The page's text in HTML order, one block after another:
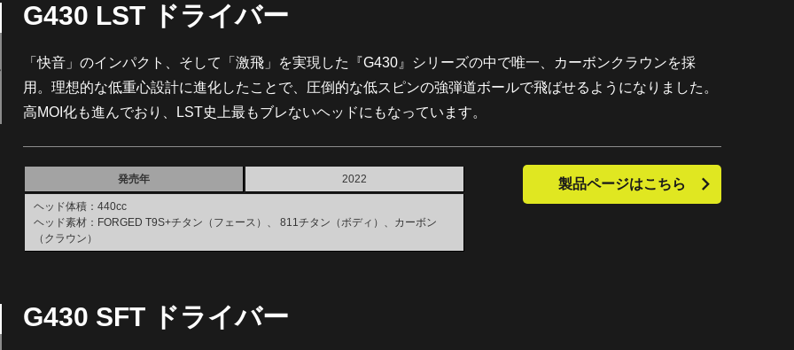
G430 LST ドライバー
「快音」のインパクト、そして「激飛」を実現した『G430』シリーズの中で唯一、カーボンクラウンを採
用。理想的な低重心設計に進化したことで、圧倒的な低スピンの強弾道ボールで飛ばせるようになりました。
高MOI化も進んでおり、LST史上最もブレないヘッドにもなっています。
発売年 2022
ヘッド体積：440cc
ヘッド素材：FORGED T9S+チタン（フェース）、 811チタン（ボディ）、カーボン
（クラウン）
製品ページはこちら
G430 SFT ドライバー